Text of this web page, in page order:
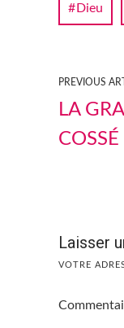
Dieu
PREVIOUS
LA
COSSÉ
Laisser
VOTRE